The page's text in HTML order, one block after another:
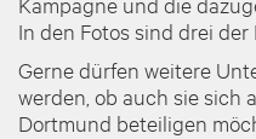
In den Fotos sind drei
Gerne dürfen weitere
werden, ob auch sie sich
Dortmund beteiligen